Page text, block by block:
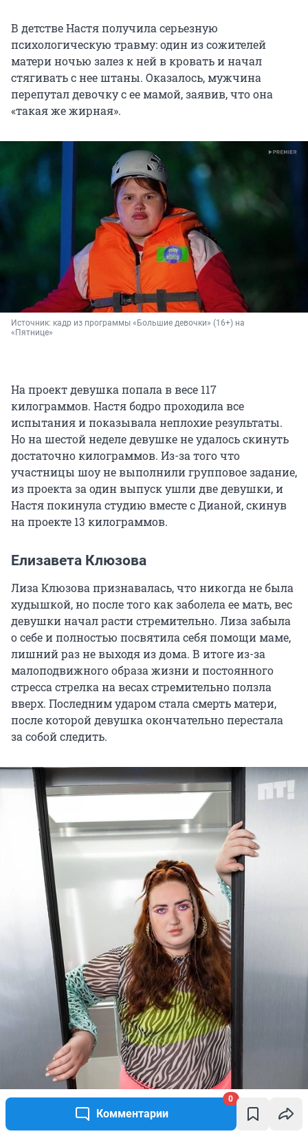
Комментарии
0
В детстве Настя получила серьезную
психологическую травму: один из сожителей
матери ночью залез к ней в кровать и начал
стягивать с нее штаны. Оказалось, мужчина
перепутал девочку с ее мамой, заявив, что она
«такая же жирная».
Источник: кадр из программы «Большие девочки» (16+) на
«Пятнице»
На проект девушка попала в весе 117
килограммов. Настя бодро проходила все
испытания и показывала неплохие результаты.
Но на шестой неделе девушке не удалось скинуть
достаточно килограммов. Из-за того что
участницы шоу не выполнили групповое задание,
из проекта за один выпуск ушли две девушки, и
Настя покинула студию вместе с Дианой, скинув
на проекте 13 килограммов.
Елизавета Клюзова
Лиза Клюзова признавалась, что никогда не была
худышкой, но после того как заболела ее мать, вес
девушки начал расти стремительно. Лиза забыла
о себе и полностью посвятила себя помощи маме,
лишний раз не выходя из дома. В итоге из-за
малоподвижного образа жизни и постоянного
стресса стрелка на весах стремительно ползла
вверх. Последним ударом стала смерть матери,
после которой девушка окончательно перестала
за собой следить.